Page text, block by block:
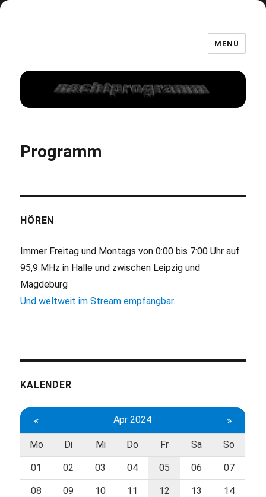
MENÜ
Programm
HÖREN
Immer Freitag und Montags von 0:00 bis 7:00 Uhr auf
95,9 MHz in Halle und zwischen Leipzig und
Magdeburg
Und weltweit im Stream empfangbar.
KALENDER
« Apr 2024 »
Mo Di Mi Do Fr Sa So
01 02 03 04 05 06 07
08 09 10 11 12 13 14